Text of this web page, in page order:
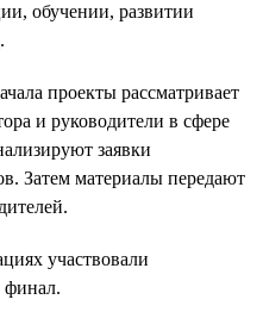
обучении, развитии
проекты рассматривает
и руководители в сфере
заявки
Затем материалы передают
участвовали
финал.